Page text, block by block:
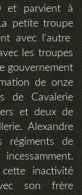
et parvient à
petite troupe
avec l'autre
les troupes
gouvernement
de onze
de Cavalerie
et deux de
Alexandre
régiments de
inactivité
son frère